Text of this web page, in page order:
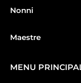
Nonni
Maestre
MENU